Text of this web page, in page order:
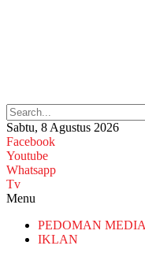
Sabtu, 8 Agustus 2026
Facebook
Youtube
Whatsapp
Tv
Menu
PEDOMAN
IKLAN